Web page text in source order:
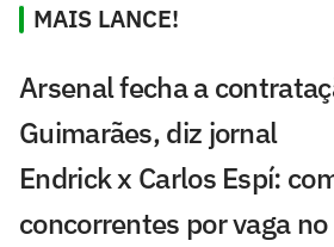
MAIS LANCE!
Arsenal fecha a
Guimarães, diz jornal
Endrick x Carlos Espí:
concorrentes por vaga